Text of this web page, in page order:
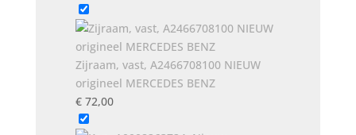
Zijraam, vast, A2466708100 NIEUW
origineel MERCEDES BENZ
€72,00